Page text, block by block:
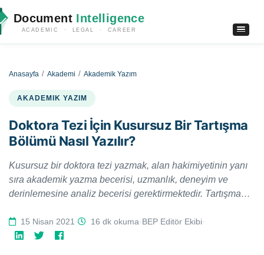
Document Intelligence
ACADEMIC · LEGAL · CAREER
Anasayfa Akademi Akademik Yazım
AKADEMIK YAZIM
Doktora Tezi İçin Kusursuz Bir Tartışma
Bölümü Nasıl Yazılır?
Kusursuz bir doktora tezi yazmak, alan hakimiyetinin yanı
sıra akademik yazma becerisi, uzmanlık, deneyim ve
derinlemesine analiz becerisi gerektirmektedir. Tartışma
önem taşımaktadır. Bu yazımızda yer alan ipuçlarını takip
ederek doktora teziniziniz tartışma bölümünü kusursuz
15 Nisan 2021 · 16 dk okuma·BEP Editör Ekibi·